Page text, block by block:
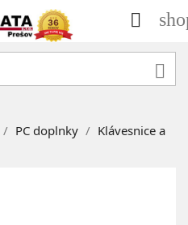


PC doplnky
Klávesnice a